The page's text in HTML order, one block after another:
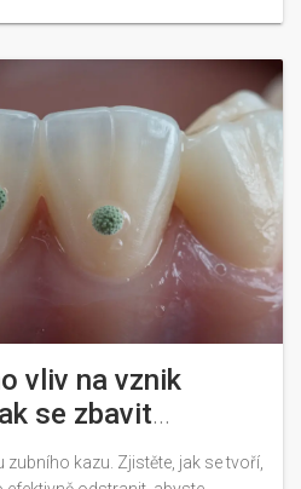
vliv na vznik
se zbavit
a chránit zuby
kazu. Zjistěte, jak se tvoří,